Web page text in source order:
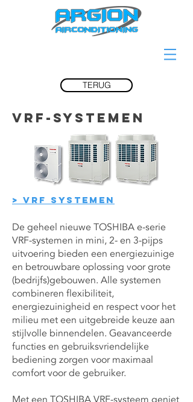
TERUG
VRF-SYSTEMEN
> VRF SYSTEMEN
De geheel nieuwe TOSHIBA e-serie
VRF-systemen in mini, 2- en 3-pijps
uitvoering bieden een energiezuinige
en betrouwbare oplossing voor grote
(bedrijfs)gebouwen. Alle systemen
combineren flexibiliteit,
energiezuinigheid en respect voor het
milieu met een uitgebreide keuze aan
stijlvolle binnendelen. Geavanceerde
functies en gebruiksvriendelijke
bediening zorgen voor maximaal
comfort voor de gebruiker.